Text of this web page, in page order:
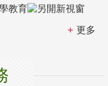
教育
更多